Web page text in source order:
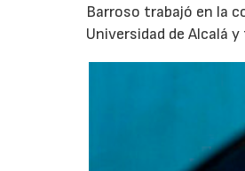
Barroso trabajó en la
Universidad de Alcalá